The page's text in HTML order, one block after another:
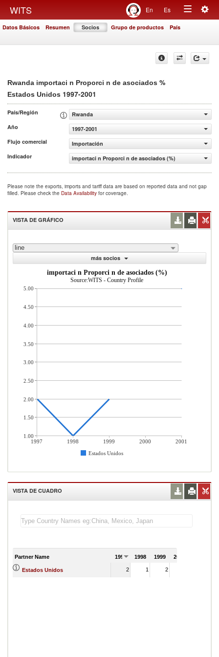
WITS En Es
Toggle
Datos Básicos Resumen Socios Grupo de productos País
Rwanda importaci n Proporci n de asociados %
Estados Unidos 1997-2001
País/Región
Rwanda
Año
1997-2001
Flujo comercial
Importación
Indicador
importaci n Proporci n de asociados (%)
Please note the exports, imports and tariff data are based on reported data and not gap
filled. Please check the Data Availability for coverage.
VISTA DE GRÁFICO
line
más socios
importaci n Proporci n de asociados (%)
Source:WITS - Country Profile
1997 1998 1999 2000
2001
Estados Unidos
5.00
4.50
4.00
3.50
3.00
2.50
2.00
1.50
1.00
VISTA DE CUADRO
Partner Name 1997 1998 1999 2000
Estados Unidos 2 1 2